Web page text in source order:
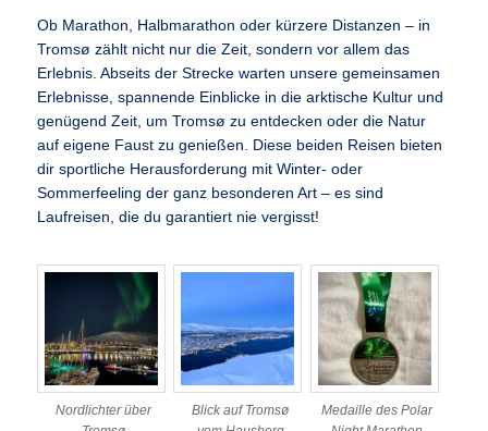
Ob Marathon, Halbmarathon oder kürzere Distanzen – in
Tromsø zählt nicht nur die Zeit, sondern vor allem das
Erlebnis. Abseits der Strecke warten unsere gemeinsamen
Erlebnisse, spannende Einblicke in die arktische Kultur und
genügend Zeit, um Tromsø zu entdecken oder die Natur
auf eigene Faust zu genießen. Diese beiden Reisen bieten
dir sportliche Herausforderung mit Winter- oder
Sommerfeeling der ganz besonderen Art – es sind
Laufreisen, die du garantiert nie vergisst!
Nordlichter über
Blick auf Tromsø
Medaille des Polar